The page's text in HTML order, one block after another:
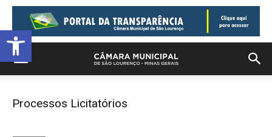
Barra de Ferramentas Aberta
Processos Licitatórios